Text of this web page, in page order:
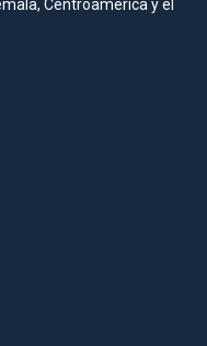
Centroamérica y el